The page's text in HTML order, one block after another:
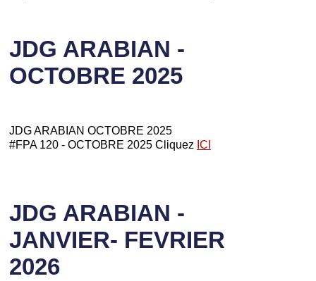
JDG ARABIAN -
OCTOBRE 2025
JDG ARABIAN OCTOBRE 2025
#FPA 120 - OCTOBRE 2025 Cliquez ICI
JDG ARABIAN -
JANVIER- FEVRIER
2026